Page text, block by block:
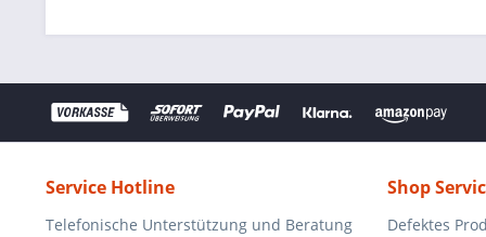
Service Hotline
Telefonische Unterstützung und Beratung
Shop
Defektes